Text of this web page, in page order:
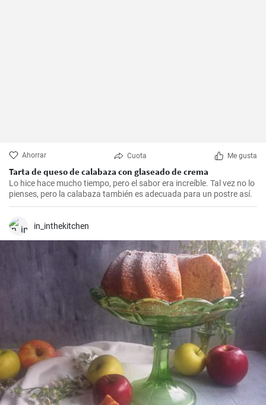
Ahorrar Cuota Me gusta
Tarta de queso de calabaza con glaseado de crema
Lo hice hace mucho tiempo, pero el sabor era increíble. Tal vez no lo
pienses, pero la calabaza también es adecuada para un postre así.
in_inthekitchen